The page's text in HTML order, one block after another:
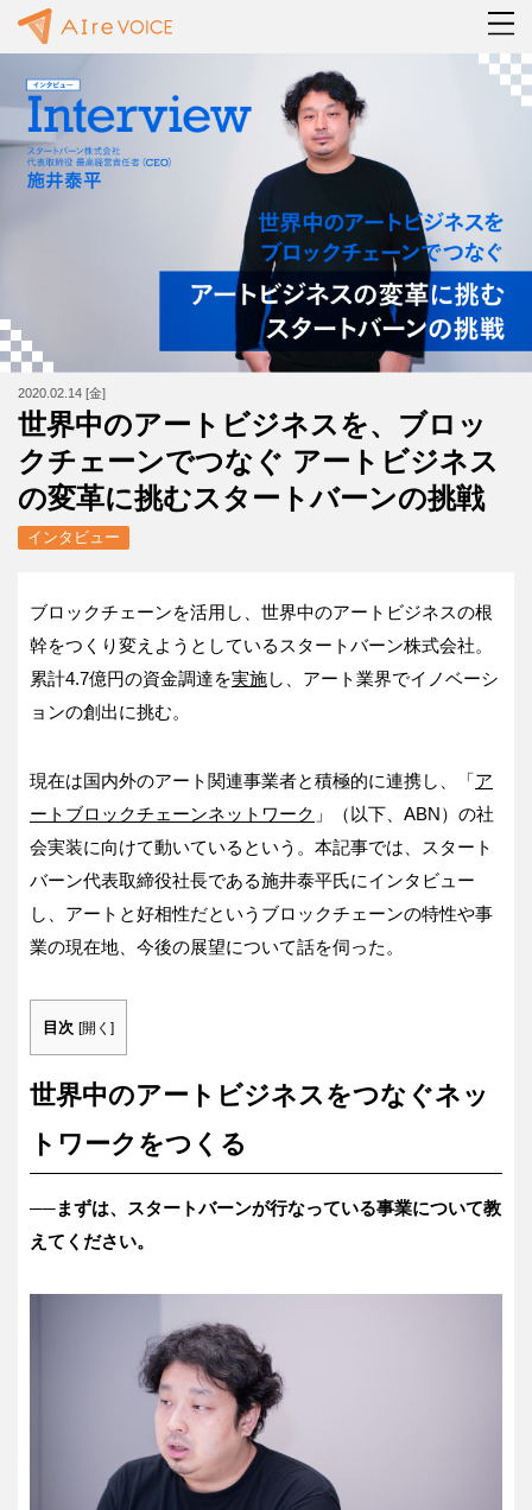
2020.02.14 [金]
世界中のアートビジネスを、ブロッ
クチェーンでつなぐ アートビジネス
の変革に挑むスタートバーンの挑戦
インタビュー
ブロックチェーンを活用し、世界中のアートビジネスの根
幹をつくり変えようとしているスタートバーン株式会社。
累計4.7億円の資金調達を実施し、アート業界でイノベーシ
ョンの創出に挑む。
現在は国内外のアート関連事業者と積極的に連携し、「ア
ートブロックチェーンネットワーク 」（以下、ABN）の社
会実装に向けて動いているという。本記事では、スタート
バーン代表取締役社長である施井泰平氏にインタビュー
し、アートと好相性だというブロックチェーンの特性や事
業の現在地、今後の展望について話を伺った。
目次 [開く ]
世界中のアートビジネスをつなぐネッ
トワークをつくる
──まずは、スタートバーンが行なっている事業について教
えてください。